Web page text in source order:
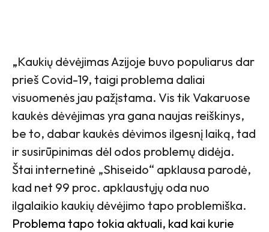
„Kaukių dėvėjimas Azijoje buvo populiarus dar
prieš Covid-19, taigi problema daliai
visuomenės jau pažįstama. Vis tik Vakaruose
kaukės dėvėjimas yra gana naujas reiškinys,
be to, dabar kaukės dėvimos ilgesnį laiką, tad
ir susirūpinimas dėl odos problemų didėja.
Štai internetinė „Shiseido“ apklausa parodė,
kad net 99 proc. apklaustųjų oda nuo
ilgalaikio kaukių dėvėjimo tapo problemiška.
Problema tapo tokia aktuali, kad kai kurie